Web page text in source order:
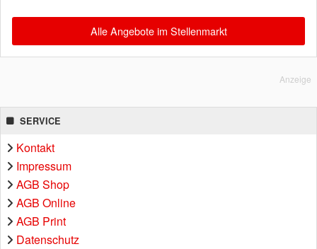
Alle Angebote im Stellenmarkt
Anzeige
SERVICE
Kontakt
Impressum
AGB Shop
AGB Online
AGB Print
Datenschutz